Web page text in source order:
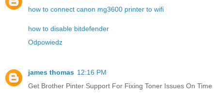
how to connect canon mg3600 printer to wifi
how to disable bitdefender
Odpowiedz
james thomas 12:16 PM
Get Brother Pinter Support For Fixing Toner Issues On Time